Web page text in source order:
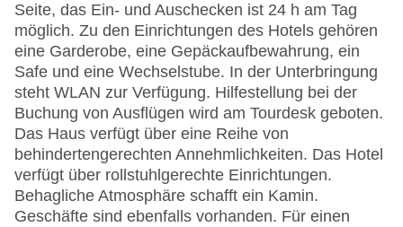
Seite, das Ein- und Auschecken ist 24 h am Tag
möglich. Zu den Einrichtungen des Hotels gehören
eine Garderobe, eine Gepäckaufbewahrung, ein
Safe und eine Wechselstube. In der Unterbringung
steht WLAN zur Verfügung. Hilfestellung bei der
Buchung von Ausflügen wird am Tourdesk geboten.
Das Haus verfügt über eine Reihe von
behindertengerechten Annehmlichkeiten. Das Hotel
verfügt über rollstuhlgerechte Einrichtungen.
Behagliche Atmosphäre schafft ein Kamin.
Geschäfte sind ebenfalls vorhanden. Für einen